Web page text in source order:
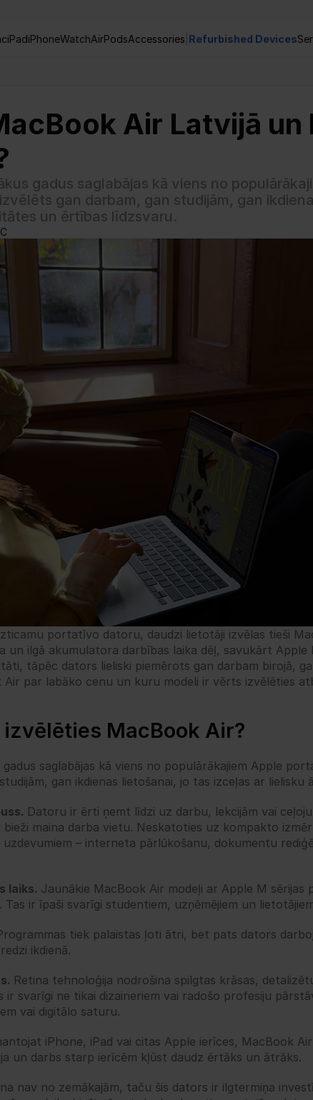
Air Latvijā
gadus saglabājas kā viens no
gan darbam, gan studijām, gan
un ērtības līdzsvaru.
portatīvo datoru, daudzi lietotāji izvēlas tieši
un ilgā akumulatora darbības laika dēļ, savukārt
tāpēc dators lieliski piemērots gan darbam birojā,
par labāko cenu un kuru modeli ir vērts izvēlēties
MacBook Air?
gadus saglabājas kā viens no populārākajiem Apple
gan ikdienas lietošanai, jo tas izceļas ar
Datoru ir ērti ņemt līdzi uz darbu, lekcijām vai
maina darba vietu. Neskatoties uz kompakto
uzdevumiem – interneta pārlūkošanu, dokumentu
laiks. Jaunākie MacBook Air modeļi ar Apple M
Tas ir īpaši svarīgi studentiem, uzņēmējiem un
tiek palaistas ļoti ātri, bet pats dators
ikdienā.
Retina tehnoloģija nodrošina spilgtas krāsas,
ir svarīgi ne tikai dizaineriem vai radošo profesiju
vai digitālo saturu.
iPhone, iPad vai citas Apple ierīces, MacBook
un darbs starp ierīcēm kļūst daudz ērtāks un ātrāks.
nav no zemākajām, taču šis dators ir ilgtermiņa
iPadiPhoneWatchAirPodsAccessories Refurbished Devices